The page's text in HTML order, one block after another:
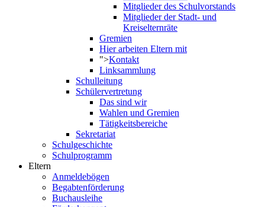
Mitglieder des Schulvorstands
Mitglieder der Stadt- und
Kreiselternräte
Gremien
Hier arbeiten Eltern mit
">Kontakt
Linksammlung
Schulleitung
Schülervertretung
Das sind wir
Wahlen und Gremien
Tätigkeitsbereiche
Sekretariat
Schulgeschichte
Schulprogramm
Eltern
Anmeldebögen
Begabtenförderung
Buchausleihe